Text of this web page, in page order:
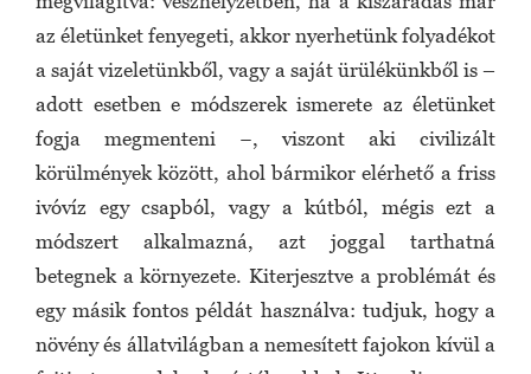
az életünket fenyegeti, akkor nyerhetünk folyadékot
a saját vizeletünkből, vagy a saját ürülékünkből is –
adott esetben e módszerek ismerete az életünket
fogja megmenteni −, viszont aki civilizált
körülmények között, ahol bármikor elérhető a friss
ivóvíz egy csapból, vagy a kútból, mégis ezt a
módszert alkalmazná, azt joggal tarthatná
betegnek a környezete. Kiterjesztve a problémát és
egy másik fontos példát használva: tudjuk, hogy a
növény és állatvilágban a nemesített fajokon kívül a